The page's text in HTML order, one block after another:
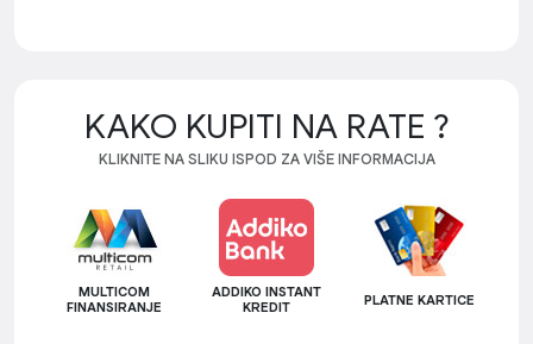
KAKO KUPITI NA RATE ?
KLIKNITE NA SLIKU ISPOD ZA VIŠE INFORMACIJA
MULTICOM
FINANSIRANJE
ADDIKO INSTANT
KREDIT
PLATNE KARTICE